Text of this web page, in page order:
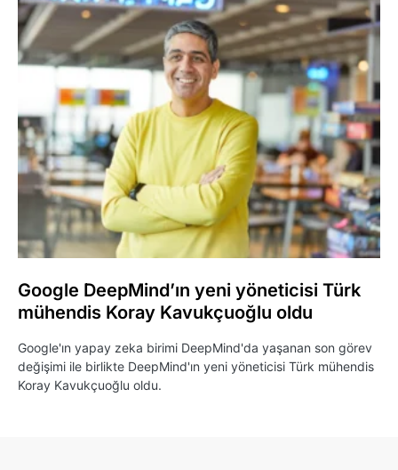
Google DeepMind’ın yeni yöneticisi Türk
mühendis Koray Kavukçuoğlu oldu
Google'ın yapay zeka birimi DeepMind'da yaşanan son görev
değişimi ile birlikte DeepMind'ın yeni yöneticisi Türk mühendis
Koray Kavukçuoğlu oldu.